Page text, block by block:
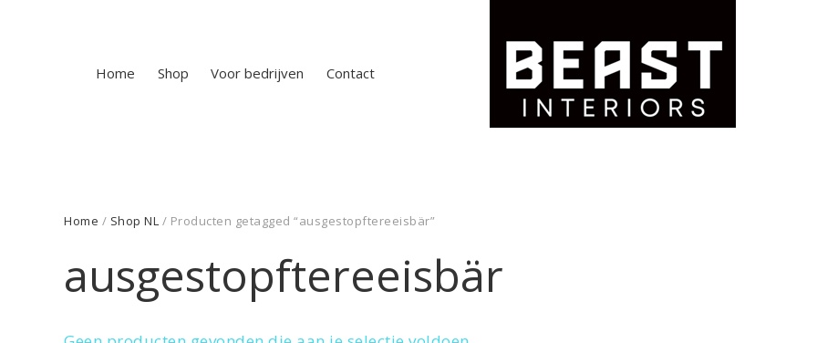
Home Shop Voor bedrijven Contact
Home / Shop NL / Producten getagged “ausgestopftereeisbär”
ausgestopftereeisbär